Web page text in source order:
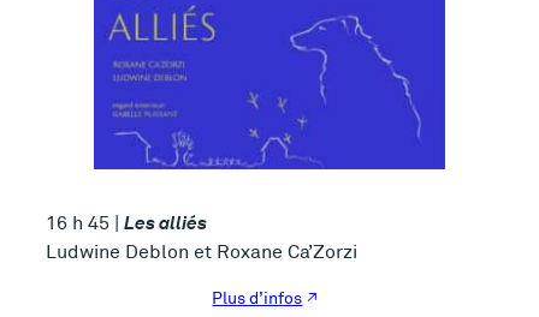
16 h 45 | Les alliés
Ludwine Deblon et Roxane Ca’Zorzi
Plus d’infos